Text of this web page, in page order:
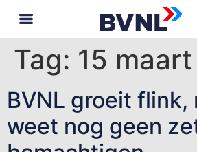
Tag: 15
BVNL groeit flink,
weet nog geen